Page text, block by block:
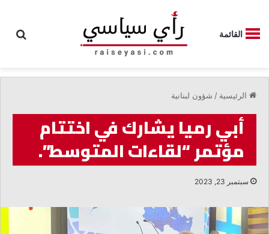
القائمة
الرئيسية / شؤون لبنانية
أبي رميا يشارك في اختتام
مؤتمر “لقاءات المتوسط”.
سبتمبر 23, 2023